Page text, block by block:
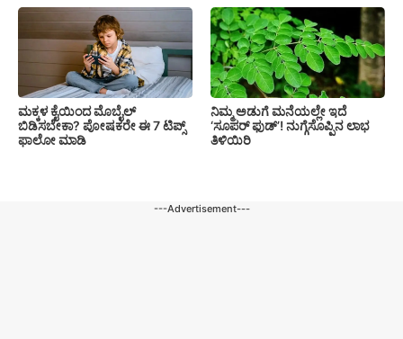
ಮಕ್ಕಳ ಕೈಯಿಂದ ಮೊಬೈಲ್
ಬಿಡಿಸಬೇಕಾ? ಪೋಷಕರೇ ಈ 7 ಟಿಪ್ಸ್
ಫಾಲೋ ಮಾಡಿ
ನಿಮ್ಮ ಅಡುಗೆ ಮನೆಯಲ್ಲೇ ಇದೆ
‘ಸೂಪರ್ ಫುಡ್’! ನುಗ್ಗೆಸೊಪ್ಪಿನ ಲಾಭ
ತಿಳಿಯಿರಿ
---Advertisement---